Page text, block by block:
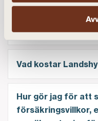
Hur fungerar
Vad kostar
Hur gör jag för att
försäkringsvillkor,